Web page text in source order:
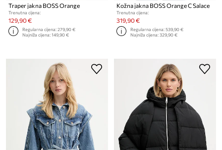
Traper jakna BOSS Orange
Trenutna cijena:
129,90 €
Regularna cijena:279,90 €
Najniža cijena:149,90 €
Kožna jakna BOSS Orange C Salace
Trenutna cijena:
319,90 €
Regularna cijena:539,90 €
Najniža cijena:329,90 €